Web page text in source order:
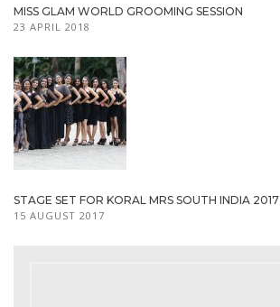
MISS GLAM WORLD GROOMING SESSION
23 APRIL 2018
STAGE SET FOR KORAL MRS SOUTH INDIA 2017
15 AUGUST 2017